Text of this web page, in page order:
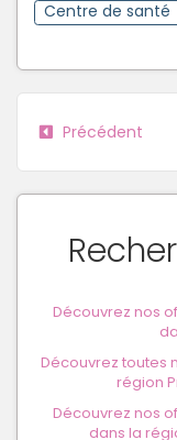
Centre de santé
Précédent
Découvrez nos
Découvrez toutes
région
Découvrez nos
dans la